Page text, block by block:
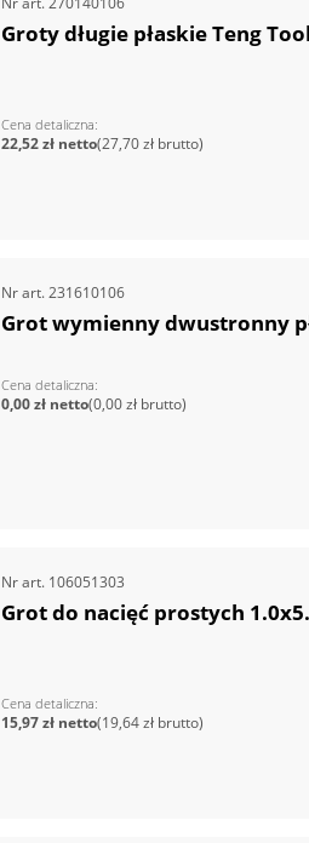
Groty długie płaskie Teng
Cena detaliczna
27,70 zł
22,52 zł
Nr art. 231610106
Grot wymienny dwustronny
Cena detaliczna
0,00 zł
0,00 zł
Nr art. 106051303
Grot do nacięć prostych
Cena detaliczna
19,64 zł
15,97 zł